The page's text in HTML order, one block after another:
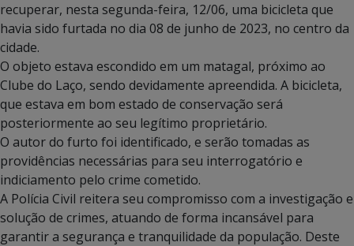
recuperar, nesta segunda-feira, 12/06, uma bicicleta que
havia sido furtada no dia 08 de junho de 2023, no centro da
cidade.
O objeto estava escondido em um matagal, próximo ao
Clube do Laço, sendo devidamente apreendida. A bicicleta,
que estava em bom estado de conservação será
posteriormente ao seu legítimo proprietário.
O autor do furto foi identificado, e serão tomadas as
providências necessárias para seu interrogatório e
indiciamento pelo crime cometido.
A Polícia Civil reitera seu compromisso com a investigação e
solução de crimes, atuando de forma incansável para
garantir a segurança e tranquilidade da população. Deste